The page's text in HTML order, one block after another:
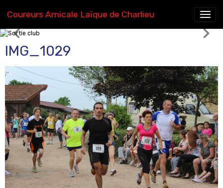
Coureurs Amicale Laïque de Charlieu
IMG_1029